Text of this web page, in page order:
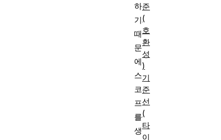
하
기
때
문
에
스
코
프
를
생
준
(
호
환
성
)
기
준
선
(
타
이